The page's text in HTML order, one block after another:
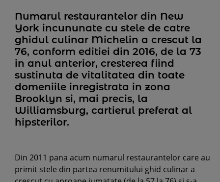
Numarul restaurantelor din New
York incununate cu stele de catre
ghidul culinar Michelin a crescut la
76, conform editiei din 2016, de la 73
in anul anterior, cresterea fiind
sustinuta de vitalitatea din toate
domeniile inregistrata in zona
Brooklyn si, mai precis, la
Williamsburg, cartierul preferat al
hipsterilor.
Din 2011 pana acum numarul restaurantelor care au
primit stele din partea renumitului ghid culinar a